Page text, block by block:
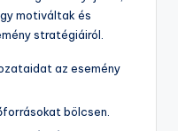
motiváltak és
stratégiáiról.
az esemény
bölcsen.